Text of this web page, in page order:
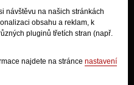
návštěvu na našich stránkách
obsahu a reklam, k
pluginů třetích stran (např.
najdete na stránce nastavení